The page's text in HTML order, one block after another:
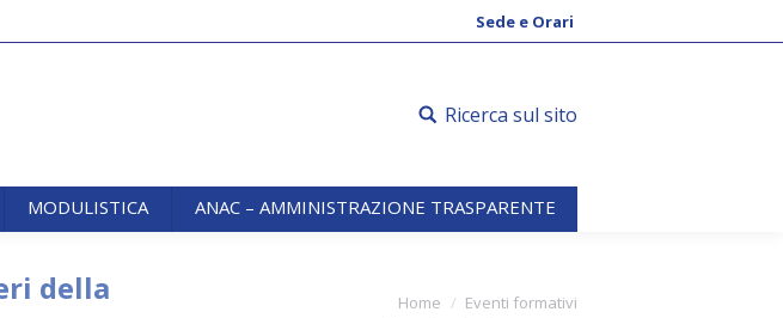
Sede e Orari
Ricerca sul sito
MODULISTICA ANAC – AMMINISTRAZIONE TRASPARENTE
della
Home
Eventi formativi
ANAC – AMMINISTRAZIONE TRASPARENTE